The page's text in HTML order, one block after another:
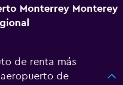
Monterrey Monterey
de renta más
de